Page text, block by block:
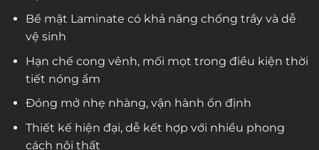
Bề mặt Laminate có khả năng chống trầy và dễ
vệ sinh
Hạn chế cong vênh, mối mọt trong điều kiện thời
tiết nóng ẩm
Đóng mở nhẹ nhàng, vận hành ổn định
Thiết kế hiện đại, dễ kết hợp với nhiều phong
cách nội thất